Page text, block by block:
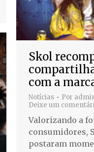
Skol
com a
Notícias Por
Deixe um
Valorizando a
consumidores,
postaram